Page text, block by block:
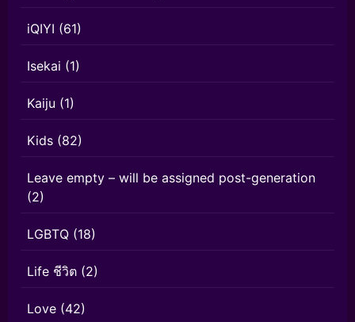
iQIYI (61)
Isekai (1)
Kaiju (1)
Kids (82)
Leave empty – will be assigned post-generation
(2)
LGBTQ (18)
Life ชีวิต (2)
Love (42)